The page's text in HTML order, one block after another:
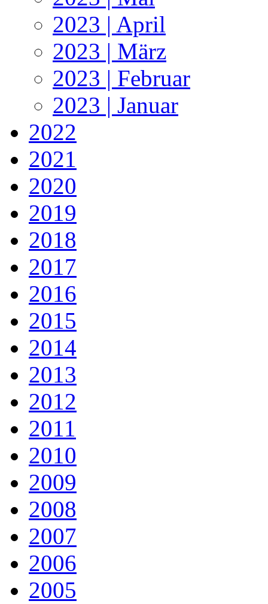
2023 | April
2023 | März
2023 | Februar
2023 | Januar
2022
2021
2020
2019
2018
2017
2016
2015
2014
2013
2012
2011
2010
2009
2008
2007
2006
2005